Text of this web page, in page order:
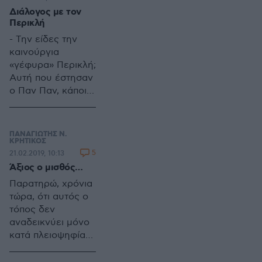
και μετά.
Διάλογος με τον
Περικλή
- Την είδες την
καινούργια
«γέφυρα» Περικλή;
Αυτή που έστησαν
ο Παν Παν, κάποια
Ραγκούσης) και
κάποιες άλλες
μαστοράντζες;
ΠΑΝΑΓΙΩΤΗΣ Ν.
ΚΡΗΤΙΚΟΣ
Άξιος ο μισθός…
Παρατηρώ, χρόνια
τώρα, ότι αυτός ο
τόπος δεν
αναδεικνύει μόνο
κατά πλειοψηφία
21.02.2019, 10:13 5